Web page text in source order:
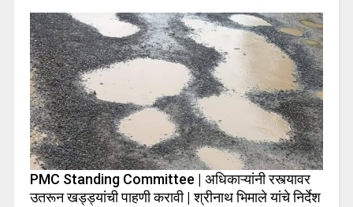
PMC Standing Committee | अधिकाऱ्यांनी रस्त्यावर
उतरून खड्ड्यांची पाहणी करावी | श्रीनाथ भिमाले यांचे निर्देश